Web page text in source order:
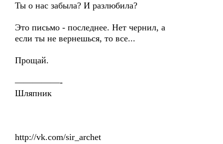
Ты о нас забыла? И разлюбила?
Это письмо - последнее. Нет чернил, а
если ты не вернешься, то все...
Прощай.
—————-
Шляпник
http://vk.com/sir_archet